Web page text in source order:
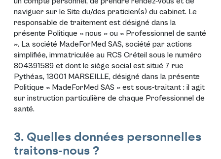
naviguer sur le Site du/des praticien(s) du cabinet. Le
responsable de traitement est désigné dans la
présente Politique « nous » ou « Professionnel de santé
». La société MadeForMed SAS, société par actions
simplifiée, immatriculée au RCS Créteil sous le numéro
804391589 et dont le siège social est situé 7 rue
Pythéas, 13001 MARSEILLE, désigné dans la présente
Politique « MadeForMed SAS » est sous-traitant : il agit
sur instruction particulière de chaque Professionnel de
santé.
3. Quelles données personnelles
traitons-nous ?